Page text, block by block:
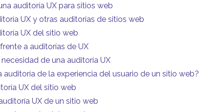
auditoría UX para sitios web
UX y otras auditorías de sitios web
UX del sitio web
a auditorías de UX
de una auditoría UX
auditoría de la experiencia del usuario de un sitio web?
UX del sitio web
UX de un sitio web